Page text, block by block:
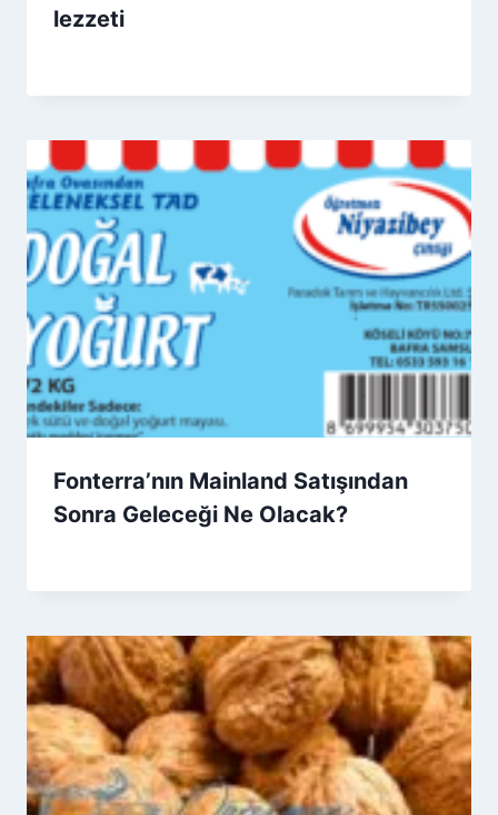
lezzeti
Fonterra’nın Mainland Satışından
Sonra Geleceği Ne Olacak?